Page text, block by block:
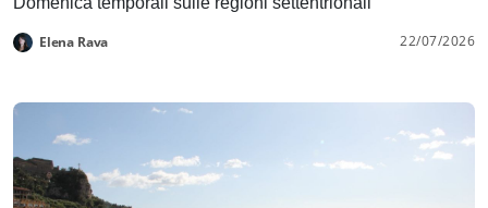
Elena Rava 22/07/2026